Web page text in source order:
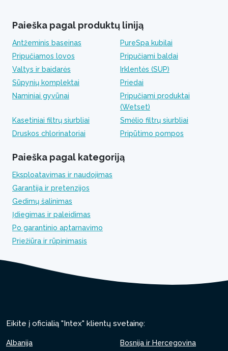
Paieška pagal produktų liniją
Antžeminis baseinas
PureSpa kubilai
Pripučiamos lovos
Pripučiami baldai
Valtys ir baidarės
Irklentės (SUP)
Sūpynių komplektai
Priedai
Naminiai gyvūnai
Pripučiami produktai
(Wetset)
Kasetiniai filtrų siurbliai
Smėlio filtrų siurbliai
Druskos chlorinatoriai
Pripūtimo pompos
Paieška pagal kategoriją
Eksploatavimas ir naudojimas
Garantija ir pretenzijos
Gedimų šalinimas
Įdiegimas ir paleidimas
Po garantinio aptarnavimo
Priežiūra ir rūpinimasis
Eikite į oficialią "Intex" klientų svetainę:
Albanija
Bosnija ir Hercegovina